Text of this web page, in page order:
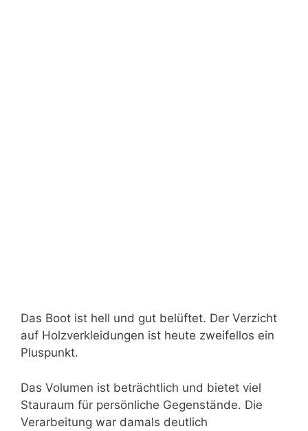
Das Boot ist hell und gut belüftet. Der Verzicht
auf Holzverkleidungen ist heute zweifellos ein
Pluspunkt.
Das Volumen ist beträchtlich und bietet viel
Stauraum für persönliche Gegenstände. Die
Verarbeitung war damals deutlich